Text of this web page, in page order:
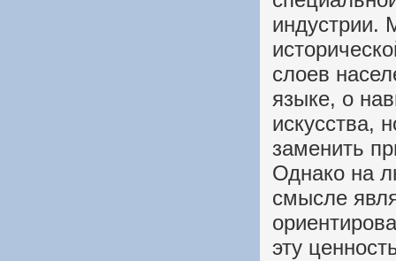
индустрии.
слоев
языке, о
искусства,
заменить
Однако на
смысле
эту